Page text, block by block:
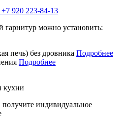
+7 920 223-84-13
гарнитур можно установить:
печь) без дровника Подробнее
Подробнее
кухни
индивидуальное